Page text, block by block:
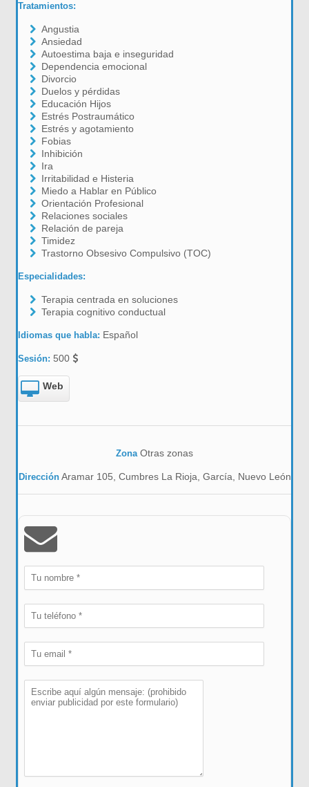
Tratamientos:
Angustia
Ansiedad
Autoestima baja e inseguridad
Dependencia emocional
Divorcio
Duelos y pérdidas
Educación Hijos
Estrés Postraumático
Estrés y agotamiento
Fobias
Inhibición
Ira
Irritabilidad e Histeria
Miedo a Hablar en Público
Orientación Profesional
Relaciones sociales
Relación de pareja
Timidez
Trastorno Obsesivo Compulsivo (TOC)
Especialidades:
Terapia centrada en soluciones
Terapia cognitivo conductual
Idiomas que habla: Español
Sesión: 500
Web
Zona Otras zonas
DirecciónAramar 105, Cumbres La Rioja, García, Nuevo León